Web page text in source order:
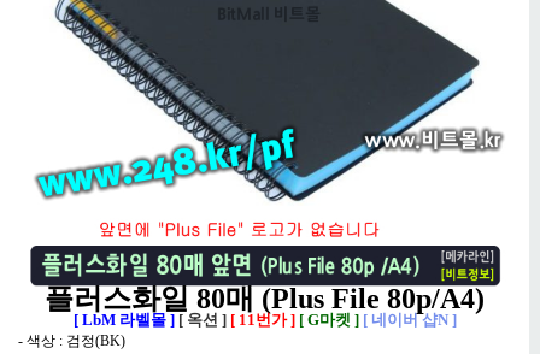
플러스화일 80매 (Plus File 80p/A4)
[ LbM 라벨몰 ] [ 옥션 ] [ 11번가 ] [ G마켓 ] [ 네이버 샵N ]
- 색상 : 검정(BK)